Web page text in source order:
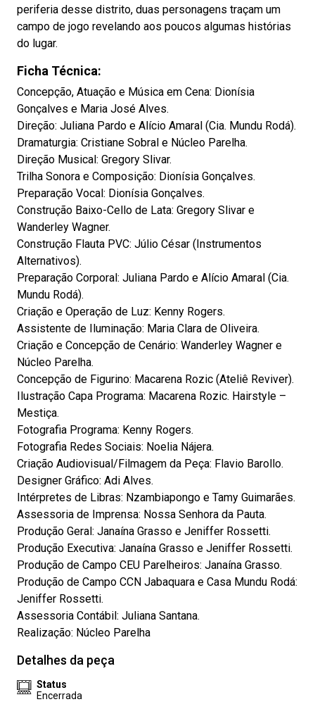
periferia desse distrito, duas personagens traçam um
campo de jogo revelando aos poucos algumas histórias
do lugar.
Ficha Técnica:
Concepção, Atuação e Música em Cena: Dionísia
Gonçalves e Maria José Alves.
Direção: Juliana Pardo e Alício Amaral (Cia. Mundu Rodá).
Dramaturgia: Cristiane Sobral e Núcleo Parelha.
Direção Musical: Gregory Slivar.
Trilha Sonora e Composição: Dionísia Gonçalves.
Preparação Vocal: Dionísia Gonçalves.
Construção Baixo-Cello de Lata: Gregory Slivar e
Wanderley Wagner.
Construção Flauta PVC: Júlio César (Instrumentos
Alternativos).
Preparação Corporal: Juliana Pardo e Alício Amaral (Cia.
Mundu Rodá).
Criação e Operação de Luz: Kenny Rogers.
Assistente de Iluminação: Maria Clara de Oliveira.
Criação e Concepção de Cenário: Wanderley Wagner e
Núcleo Parelha.
Concepção de Figurino: Macarena Rozic (Ateliê Reviver).
Ilustração Capa Programa: Macarena Rozic. Hairstyle –
Mestiça.
Fotografia Programa: Kenny Rogers.
Fotografia Redes Sociais: Noelia Nájera.
Criação Audiovisual/Filmagem da Peça: Flavio Barollo.
Designer Gráfico: Adi Alves.
Intérpretes de Libras: Nzambiapongo e Tamy Guimarães.
Assessoria de Imprensa: Nossa Senhora da Pauta.
Produção Geral: Janaína Grasso e Jeniffer Rossetti.
Produção Executiva: Janaína Grasso e Jeniffer Rossetti.
Produção de Campo CEU Parelheiros: Janaína Grasso.
Produção de Campo CCN Jabaquara e Casa Mundu Rodá:
Jeniffer Rossetti.
Assessoria Contábil: Juliana Santana.
Realização: Núcleo Parelha
Detalhes da peça
Status
Encerrada